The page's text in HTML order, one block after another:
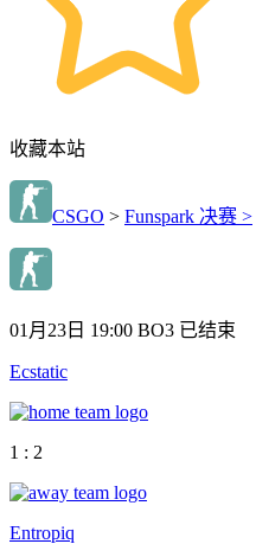
收藏本站
CSGO > Funspark 决赛 >
01月23日 19:00 BO3 已结束
Ecstatic
1 : 2
Entropiq